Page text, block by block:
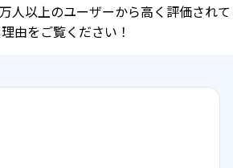
人以上のユーザーから高く評価されて
由をご覧ください！